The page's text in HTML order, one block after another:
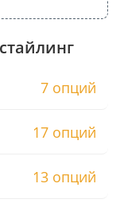
7 опций
17 опций
13 опций